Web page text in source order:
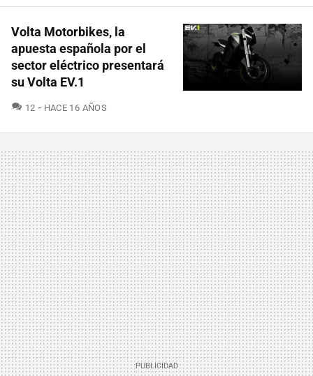
Volta Motorbikes, la
apuesta española por el
sector eléctrico presentará
su Volta EV.1
12 COMENTARIOS
HACE 16 AÑOS